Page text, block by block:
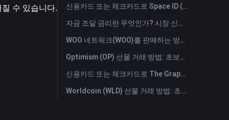
수 있습니다.
신용카드 또는 체크카드로 Space ID (ID) 즉시 구매
자금 조달 금리란 무엇인가? 시장 신호와 자금 조달 금리의 일반적인 오용 사례 이해하기
WOO 네트워크(WOO)를 판매하는 방법은? | FameEX
Optimism (OP) 선물 거래 방법: 초보자를 위한 종합 가이드
신용카드 또는 체크카드로 The Graph (GRT) 즉시 구매
Worldcoin (WLD) 선물 거래 방법: 초보자를 위한 종합 가이드